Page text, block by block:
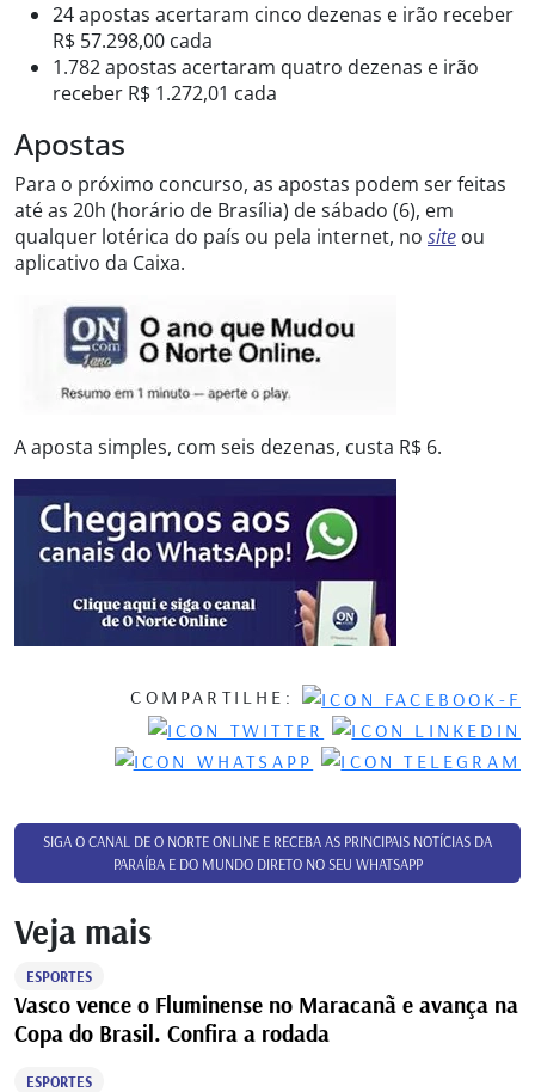
24 apostas acertaram cinco dezenas e irão receber
R$ 57.298,00 cada
1.782 apostas acertaram quatro dezenas e irão
receber R$ 1.272,01 cada
Apostas
Para o próximo concurso, as apostas podem ser feitas
até as 20h (horário de Brasília) de sábado (6), em
qualquer lotérica do país ou pela internet, no site ou
aplicativo da Caixa.
A aposta simples, com seis dezenas, custa R$ 6.
COMPARTILHE:
SIGA O CANAL DE O NORTE ONLINE E RECEBA AS PRINCIPAIS NOTÍCIAS DA
PARAÍBA E DO MUNDO DIRETO NO SEU WHATSAPP
Veja mais
ESPORTES
Vasco vence o Fluminense no Maracanã e avança na
Copa do Brasil. Confira a rodada
ESPORTES